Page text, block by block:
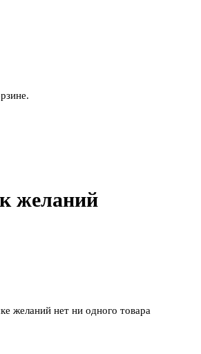
желаний
желаний нет ни одного товара